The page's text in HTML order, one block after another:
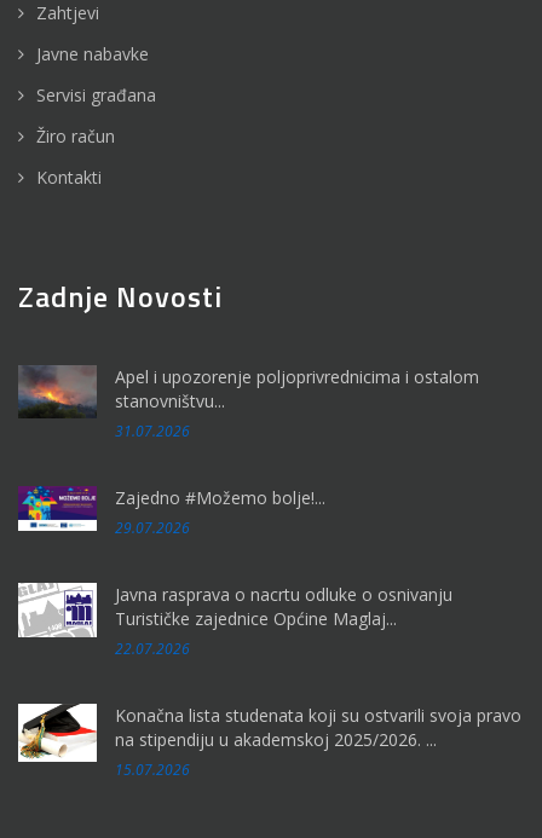
Zahtjevi
Javne nabavke
Servisi građana
Žiro račun
Kontakti
Zadnje Novosti
Apel i upozorenje poljoprivrednicima i ostalom
stanovništvu...
31.07.2026
Zajedno #Možemo bolje!...
29.07.2026
Javna rasprava o nacrtu odluke o osnivanju
Turističke zajednice Općine Maglaj...
22.07.2026
Konačna lista studenata koji su ostvarili svoja pravo
na stipendiju u akademskoj 2025/2026. ...
15.07.2026